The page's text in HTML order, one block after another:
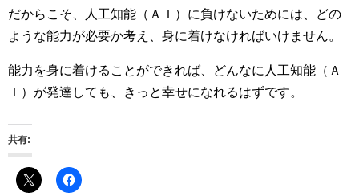
だからこそ、人工知能（ＡＩ）に負けないためには、どの
ような能力が必要か考え、身に着けなければいけません。
能力を身に着けることができれば、どんなに人工知能（Ａ
Ｉ）が発達しても、きっと幸せになれるはずです。
共有: